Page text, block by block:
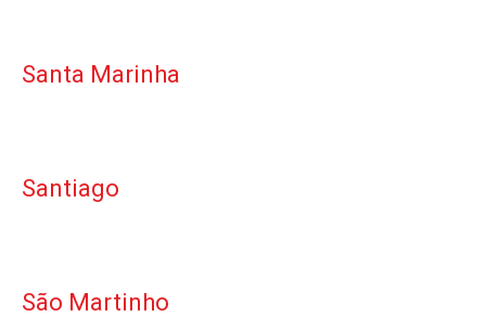
Santa Marinha
Santiago
São Martinho